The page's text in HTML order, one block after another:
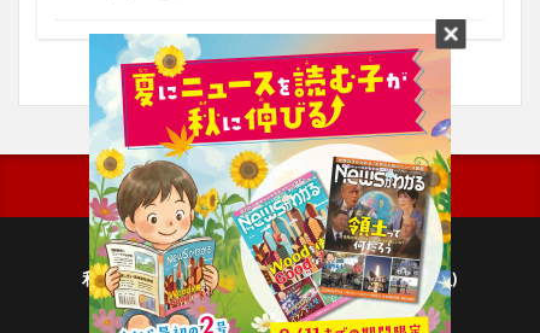
利用規約
プライバシーポリシー(毎日新聞出版)
個人情報について(毎日新聞社)